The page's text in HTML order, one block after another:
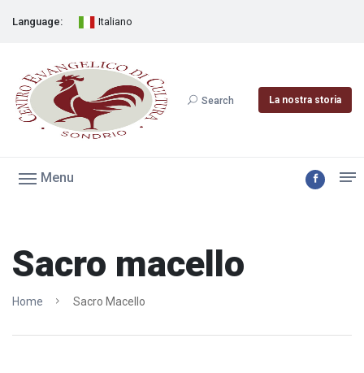
Language: Italiano
Search La nostra storia
Menu
Sacro macello
Home Sacro Macello